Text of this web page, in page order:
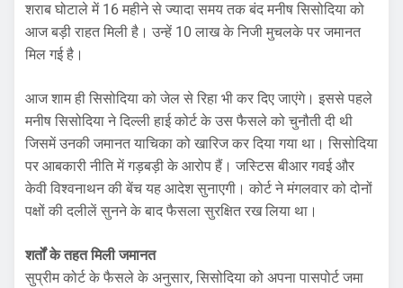
शराब घोटाले में 16 महीने से ज्यादा समय तक बंद मनीष सिसोदिया को
आज बड़ी राहत मिली है। उन्हें 10 लाख के निजी मुचलके पर जमानत
मिल गई है।
आज शाम ही सिसोदिया को जेल से रिहा भी कर दिए जाएंगे। इससे पहले
मनीष सिसोदिया ने दिल्ली हाई कोर्ट के उस फैसले को चुनौती दी थी
जिसमें उनकी जमानत याचिका को खारिज कर दिया गया था। सिसोदिया
पर आबकारी नीति में गड़बड़ी के आरोप हैं। जस्टिस बीआर गवई और
केवी विश्वनाथन की बेंच यह आदेश सुनाएगी। कोर्ट ने मंगलवार को दोनों
पक्षों की दलीलें सुनने के बाद फैसला सुरक्षित रख लिया था।
शर्तों के तहत मिली जमानत
सुप्रीम कोर्ट के फैसले के अनुसार, सिसोदिया को अपना पासपोर्ट जमा